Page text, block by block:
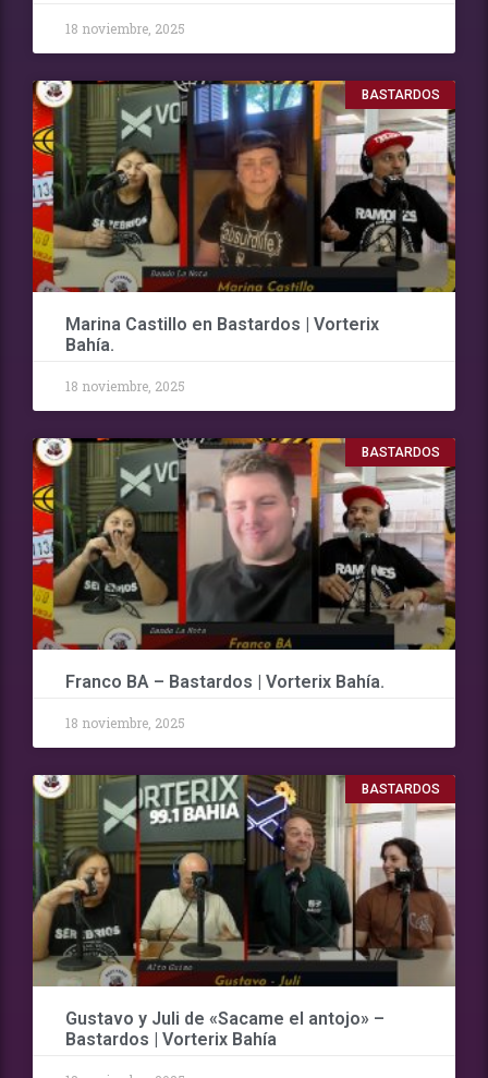
18 noviembre, 2025
BASTARDOS
Marina Castillo en Bastardos | Vorterix
Bahía.
18 noviembre, 2025
BASTARDOS
Franco BA – Bastardos | Vorterix Bahía.
18 noviembre, 2025
BASTARDOS
Gustavo y Juli de «Sacame el antojo» –
Bastardos | Vorterix Bahía